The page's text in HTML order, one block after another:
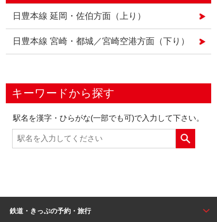
日豊本線 延岡・佐伯方面（上り）
日豊本線 宮崎・都城／宮崎空港方面（下り）
キーワードから探す
駅名を漢字・ひらがな(一部でも可)で入力して下さい。
鉄道・きっぷの予約・旅行